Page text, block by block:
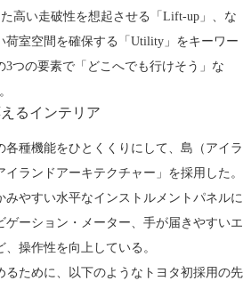
た高い走破性を想起させる「Lift-up」、な
荷室空間を確保する「Utility」をキーワー
3つの要素で「どこへでも行けそう」な
るインテリア
種機能をひとくくりにして、島（アイラ
ランドアーキテクチャー」を採用した。
みやすい水平なインストルメントパネルに
ゲーション・メーター、手が届きやすいエ
操作性を向上している。
るために、以下のようなトヨタ初採用の先